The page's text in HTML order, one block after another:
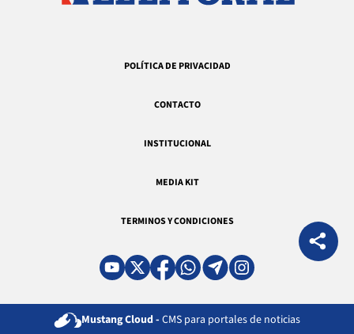
POLÍTICA DE PRIVACIDAD
CONTACTO
INSTITUCIONAL
MEDIA KIT
TERMINOS Y CONDICIONES
Mustang Cloud - CMS para portales de noticias